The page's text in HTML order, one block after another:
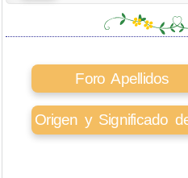
Foro Apellidos
Origen y Significado